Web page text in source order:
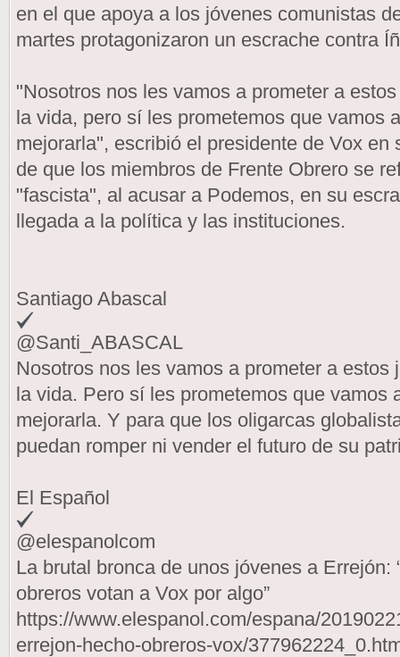
en el que apoya a los jóvenes comunistas
martes protagonizaron un escrache contra
"Nosotros nos les vamos a prometer a
la vida, pero sí les prometemos que vamos
mejorarla", escribió el presidente de Vox en
de que los miembros de Frente Obrero se
"fascista", al acusar a Podemos, en su
llegada a la política y las instituciones.
Santiago Abascal
@Santi_ABASCAL
Nosotros nos les vamos a prometer a estos
la vida. Pero sí les prometemos que vamos
mejorarla. Y para que los oligarcas
puedan romper ni vender el futuro de su
El Español
@elespanolcom
La brutal bronca de unos jóvenes a Errejón:
obreros votan a Vox por algo”
https://www.elespanol.com/espana/
errejon-hecho-obreros-vox/